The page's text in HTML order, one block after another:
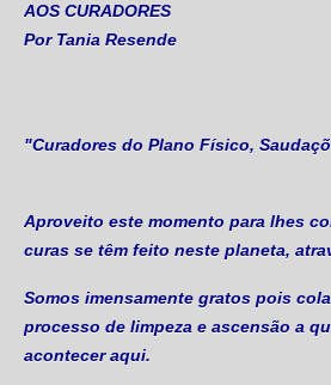
AOS CURADORES
Por Tania Resende
"Curadores do Plano Físico,
Aproveito este momento para lhes
curas se têm feito neste planeta,
Somos imensamente gratos pois
processo de limpeza e ascensão a
acontecer aqui.